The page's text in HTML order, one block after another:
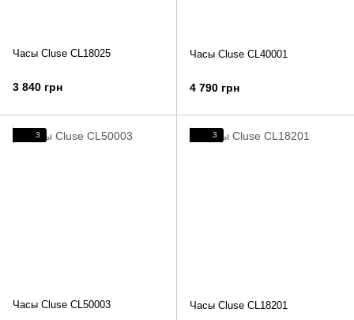
Часы Cluse CL18025
3 840 грн
Часы Cluse CL40001
4 790 грн
3
Часы Cluse CL50003
3
Часы Cluse CL18201